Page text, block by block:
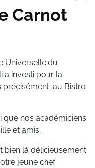
Carnot
Universelle du
a investi pour la
précisément au Bistro
que nos académiciens
et amis.
bien là délicieusement
jeune chef